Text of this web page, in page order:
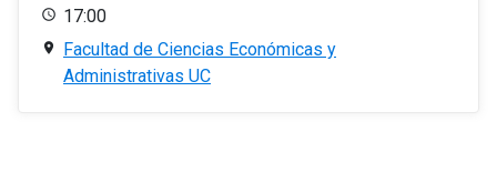
17:00
Facultad de Ciencias Económicas y
Administrativas UC